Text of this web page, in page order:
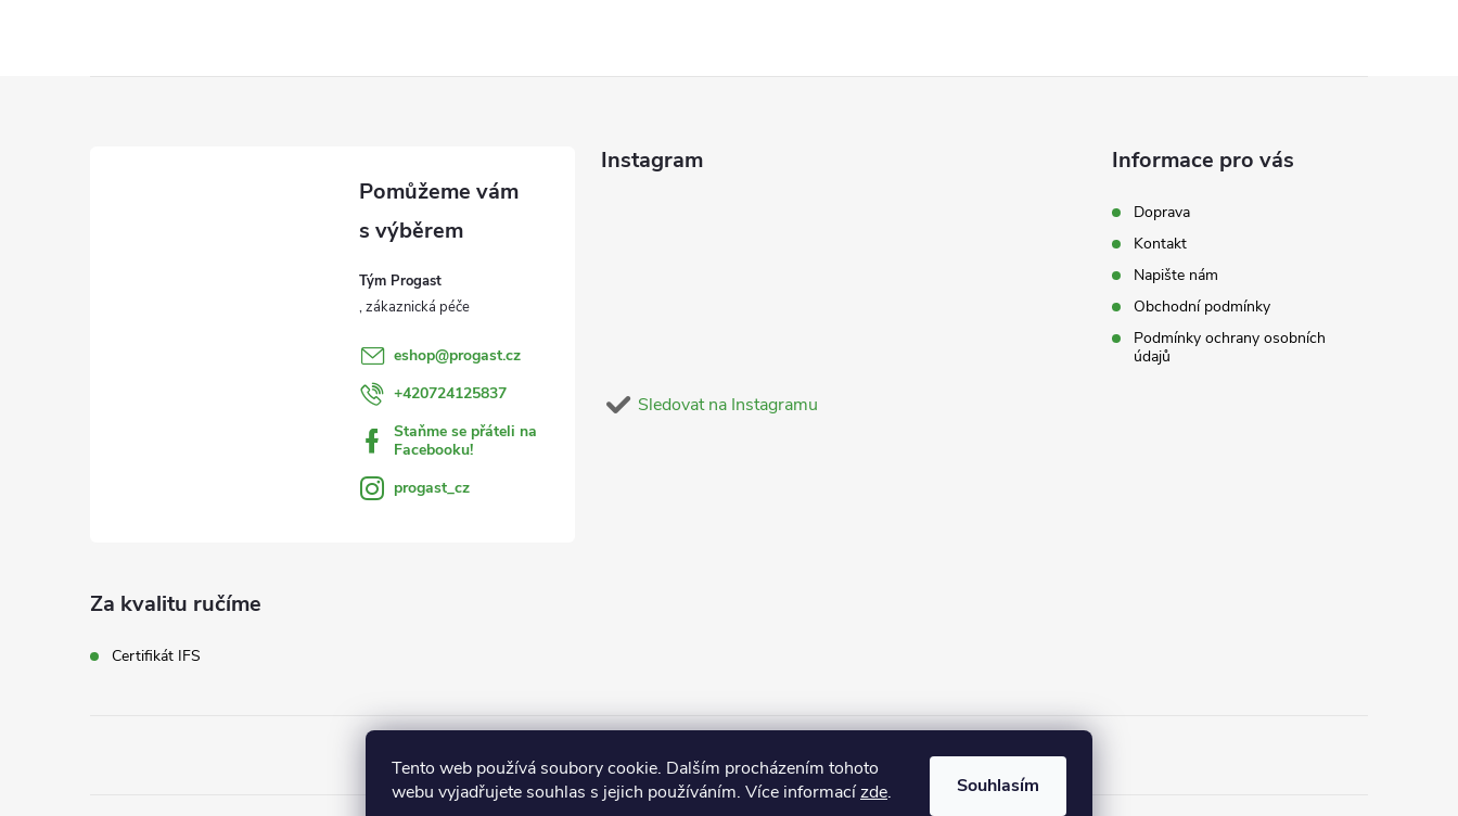
Tento web používá soubory cookie. Dalším procházením tohoto
webu vyjadřujete souhlas s jejich používáním. Více informacízde. Souhlasím
Tým Progast
eshop@progast.cz
+420724125837
Staňme se přáteli na
Facebooku!
progast_cz
Instagram
Sledovat na Instagramu
Informace pro vás
Doprava
Kontakt
Napište nám
Obchodní podmínky
Podmínky ochrany osobních
údajů
Za kvalitu ručíme
Certifikát IFS